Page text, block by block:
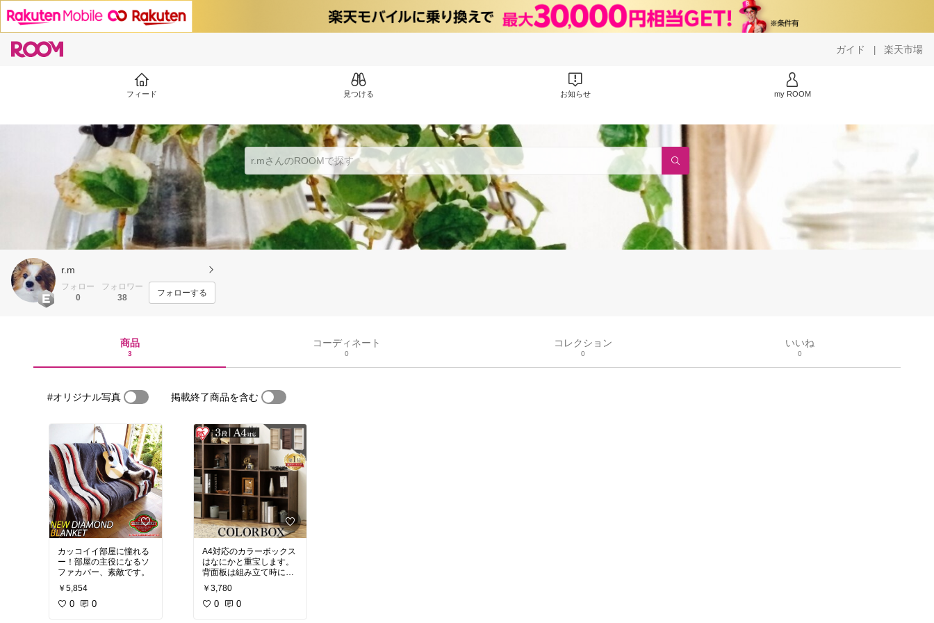
ガイド | 楽天市場
フィード 見つける お知らせ my ROOM
r.m︎
フォロー
0
フォロワー
38
フォローする
商品
3
コーディネート
0
コレクション
0
いいね
0
#オリジナル写真 掲載終了商品を含む
カッコイイ部屋に憧れる
ー！部屋の主役になるソ
ファカバー、素敵です。
￥5,854
0 0
A4対応のカラーボックス
はなにかと重宝します。
背面板は組み立て時にひ
とつずつ外せるので、我
が家では一番下の背面板
を外して使用していま
￥3,780
0 0